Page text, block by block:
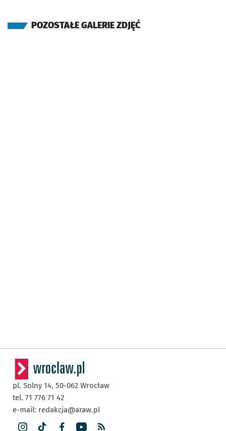
POZOSTAŁE GALERIE ZDJĘĆ
pl. Solny 14, 50-062 Wrocław
tel. 71 776 71 42
e-mail: redakcja@araw.pl